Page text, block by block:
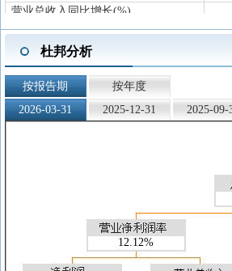
营业总收入同比增长(%)
归属净利润同比增长(%)
扣非净利润同比增长(%)
营业总收入滚动环比增长(%)
归属净利润滚动环比增长(%)
扣非净利润滚动环比增长(%)
盈利能力指标
销售净现金流/营业总收入
杜邦分析
按报告期
按年度
2026-03-31
2025-12-31 2025-09-
12.12%